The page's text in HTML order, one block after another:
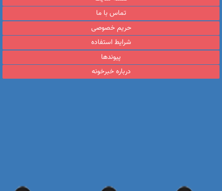
تماس با ما
حریم خصوصی
شرایط استفاده
پیوندها
درباره خبرخونه